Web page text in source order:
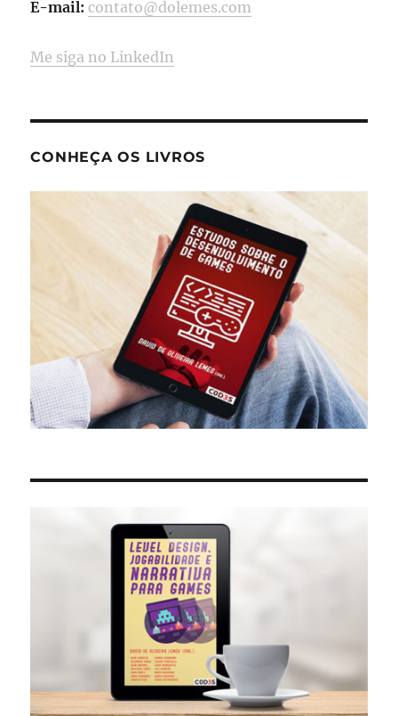
E-mail: contato@dolemes.com
Me siga no LinkedIn
CONHEÇA OS LIVROS